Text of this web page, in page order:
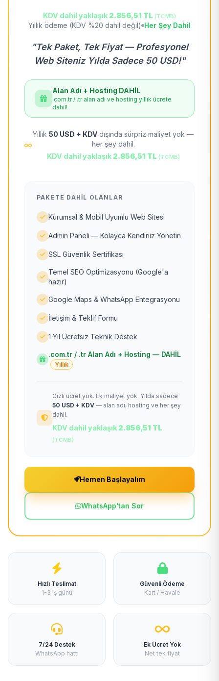
KDV dahil yaklaşık 2.856,51 TL (TCMB)
Yıllık ödeme (KDV %20 dahil değil) Her Şey Dahil
"Tek Paket, Tek Fiyat — Profesyonel
Web Siteniz Yılda Sadece 50 USD!"
Alan Adı + Hosting DAHİL
.com.tr / .tr alan adı ve hosting yıllık ücrete
dahil!
Yıllık 50 USD + KDV dışında sürpriz maliyet yok —
her şey dahil.
KDV dahil yaklaşık 2.856,51 TL (TCMB)
PAKETE DAHIL OLANLAR
Kurumsal & Mobil Uyumlu Web Sitesi
Admin Paneli — Kolayca Kendiniz Yönetin
SSL Güvenlik Sertifikası
Temel SEO Optimizasyonu (Google'a
hazır)
Google Maps & WhatsApp Entegrasyonu
İletişim & Teklif Formu
1 Yıl Ücretsiz Teknik Destek
.com.tr / .tr Alan Adı + Hosting — DAHİL
Yıllık
Gizli ücret yok. Ek maliyet yok. Yılda sadece
50 USD + KDV — alan adı, hosting ve her şey
dahil.
KDV dahil yaklaşık 2.856,51 TL
(TCMB)
Hemen Başlayalım
WhatsApp'tan Sor
Hızlı Teslimat
1-3 iş günü
Güvenli Ödeme
Kart / Havale
7/24 Destek
WhatsApp hattı
Ek Ücret Yok
Net tek fiyat